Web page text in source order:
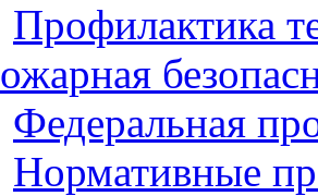
Профилактика
Федеральная
Нормативные